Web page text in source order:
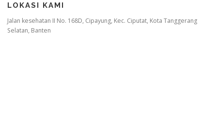
LOKASI KAMI
Jalan kesehatan II No. 168D, Cipayung, Kec. Ciputat, Kota Tanggerang
Selatan, Banten